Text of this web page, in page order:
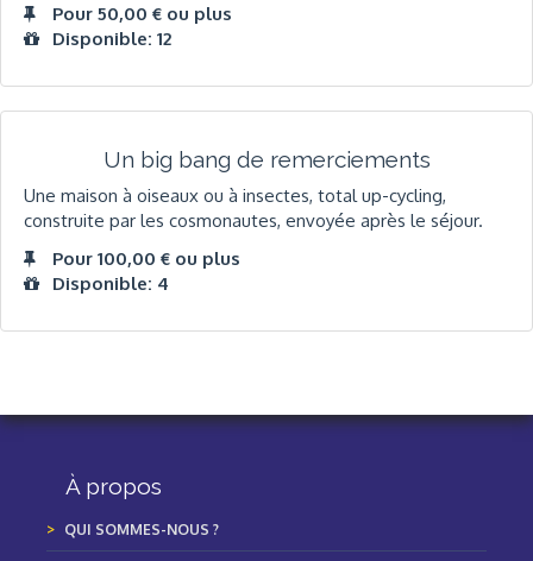
Pour 50,00 € ou plus
Disponible: 12
Un big bang de remerciements
Une maison à oiseaux ou à insectes, total up-cycling,
construite par les cosmonautes, envoyée après le séjour.
Pour 100,00 € ou plus
Disponible: 4
À propos
QUI SOMMES-NOUS ?